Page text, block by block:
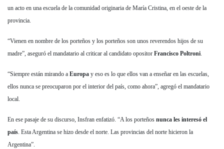
un acto en una escuela de la comunidad originaria de María Cristina, en el oeste de la
provincia.
“Vienen en nombre de los porteños y los porteños son unos reverendos hijos de su
madre”, aseguró el mandatario al criticar al candidato opositor Francisco Poltroni.
“Siempre están mirando a Europa y eso es lo que ellos van a enseñar en las escuelas,
ellos nunca se preocuparon por el interior del país, como ahora”, agregó el mandatario
local.
En ese pasaje de su discurso, Insfran enfatizó. “A los porteños nunca les interesó el
país. Esta Argentina se hizo desde el norte. Las provincias del norte hicieron la
Argentina”.